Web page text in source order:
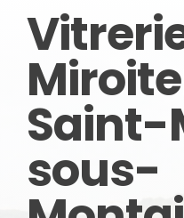
NOS
VERRE
VERRE
QUI
sous-